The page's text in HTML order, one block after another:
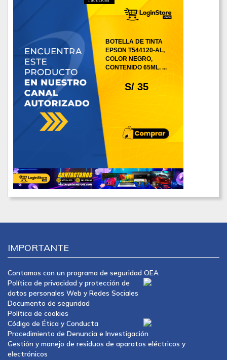
S/ 35
BOTELLA DE TINTA
EPSON T544120-AL,
COLOR NEGRO,
CONTENIDO 65ML. ...
IMPORTANTE
Contamos con un programa de seguridad OEA
Política de privacidad y protección de
datos personales Web y Redes Sociales
Documento de seguridad
Política de cookies
Código de Ética y Conducta
Procedimiento de Denuncia e Investigación
Gestión y manejo de residuos de aparatos eléctricos y
electrónicos